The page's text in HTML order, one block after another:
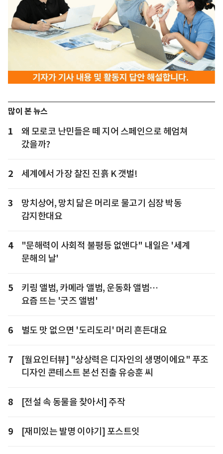
많이 본 뉴스
1
왜 모로코 난민들은 떼 지어 스페인으로 헤엄쳐
갔을까?
2 세계에서 가장 찰진 진흙 K 갯벌!
3
망치상어, 망치 닮은 머리로 물고기 심장 박동
감지한대요
4
"문해력이 사회적 불평등 없앤다" 내일은 '세계
문해의 날'
5
키링 앨범, 카메라 앨범, 운동화 앨범…
요즘 뜨는 '굿즈 앨범'
6 벌도 맛 없으면 '도리도리' 머리 흔든대요
7
[월요인터뷰] "상상력은 디자인의 생명이에요" 푸조
디자인 콘테스트 본선 진출 유승훈 씨
8 [전설 속 동물을 찾아서] 주작
9 [재미있는 발명 이야기] 포스트잇